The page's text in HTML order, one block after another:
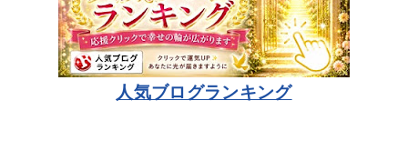
人気ブログランキング